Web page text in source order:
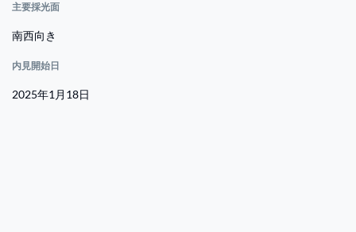
主要採光面
南西向き
内見開始日
2025年1月18日